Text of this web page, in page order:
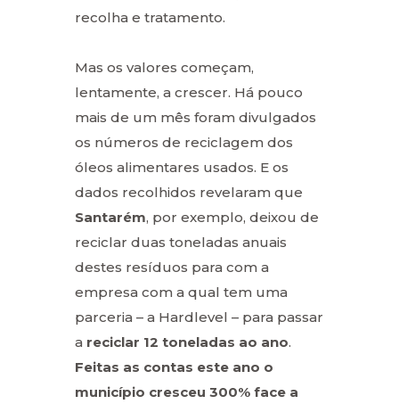
recolha e tratamento.
Mas os valores começam,
lentamente, a crescer. Há pouco
mais de um mês foram divulgados
os números de reciclagem dos
óleos alimentares usados. E os
dados recolhidos revelaram que
Santarém, por exemplo, deixou de
reciclar duas toneladas anuais
destes resíduos para com a
empresa com a qual tem uma
parceria – a Hardlevel – para passar
a reciclar 12 toneladas ao ano.
Feitas as contas este ano o
município cresceu 300% face a